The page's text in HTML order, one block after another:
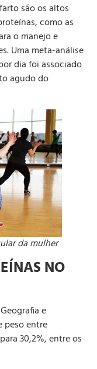
são os altos
como as
o manejo e
Uma meta-análise
dia foi associado
agudo do
da mulher
NO
e
peso entre
30,2%, entre os